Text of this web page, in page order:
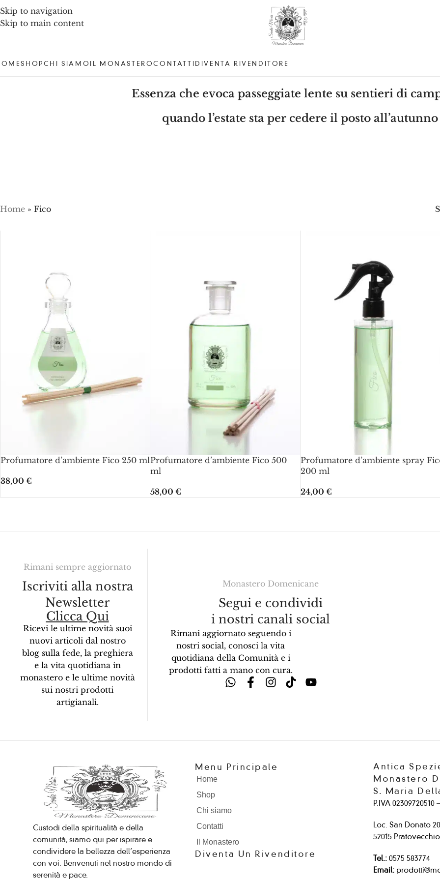
Skip to navigation
Skip to main content
SHOPCHI SIAMO IL MONASTEROCONTATTIDIVENTA RIVENDITORE
Essenza che evoca passeggiate lente su sentieri di
quando l’estate sta per cedere il posto all’autunno
Home » Fico
Profumatore d’ambiente Fico 250 ml
38,00 €
Profumatore d’ambiente Fico 500
ml
58,00€
Profumatore d’ambiente spray
200 ml
24,00 €
Rimani sempre aggiornato
Iscriviti alla nostra
Newsletter
Clicca Qui
Ricevi le ultime novità suoi
nuovi articoli dal nostro
blog sulla fede, la preghiera
e la vita quotidiana in
monastero e le ultime novità
sui nostri prodotti
artigianali.
Monastero Domenicane
Segui e condividi
i nostri canali social
Rimani aggiornato seguendo i
nostri social, conosci la vita
quotidiana della Comunità e i
prodotti fatti a mano con cura.
Custodi della spiritualità e della
comunità, siamo qui per ispirare e
condividere la bellezza dell’esperienza
con voi. Benvenuti nel nostro mondo di
serenità e pace.
Menu Principale
Home
Shop
Chi siamo
Contatti
Il Monastero
Diventa Un Rivenditore
Antica
Monastero
S. Maria
P.IVA 02309720510
Loc. San Donato
52015
Tel.: 0575 583774
Email: